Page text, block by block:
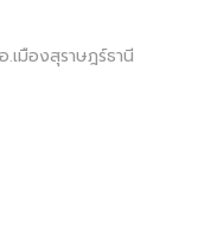
.เมืองสุราษฎร์ธานี